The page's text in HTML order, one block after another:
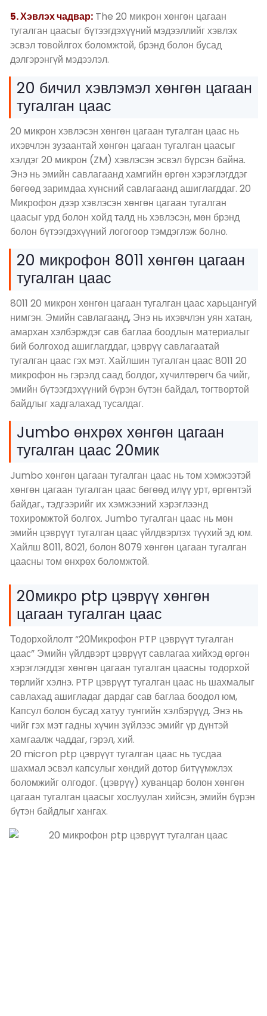
5. Хэвлэх чадвар: The 20 микрон хөнгөн цагаан
тугалган цаасыг бүтээгдэхүүний мэдээллийг хэвлэх
эсвэл товойлгох боломжтой, брэнд болон бусад
дэлгэрэнгүй мэдээлэл.
20 бичил хэвлэмэл хөнгөн цагаан
тугалган цаас
20 микрон хэвлэсэн хөнгөн цагаан тугалган цаас нь
ихэвчлэн зузаантай хөнгөн цагаан тугалган цаасыг
хэлдэг 20 микрон (ZM) хэвлэсэн эсвэл бүрсэн байна.
Энэ нь эмийн савлагаанд хамгийн өргөн хэрэглэгддэг
бөгөөд заримдаа хүнсний савлагаанд ашиглагддаг. 20
Микрофон дээр хэвлэсэн хөнгөн цагаан тугалган
цаасыг урд болон хойд талд нь хэвлэсэн, мөн брэнд
болон бүтээгдэхүүний логогоор тэмдэглэж болно.
20 микрофон 8011 хөнгөн цагаан
тугалган цаас
8011 20 микрон хөнгөн цагаан тугалган цаас харьцангуй
нимгэн. Эмийн савлагаанд, Энэ нь ихэвчлэн уян хатан,
амархан хэлбэрждэг сав баглаа боодлын материалыг
бий болгоход ашиглагддаг, цэврүү савлагаатай
тугалган цаас гэх мэт. Хайлшин тугалган цаас 8011 20
микрофон нь гэрэлд саад болдог, хүчилтөрөгч ба чийг,
эмийн бүтээгдэхүүний бүрэн бүтэн байдал, тогтвортой
байдлыг хадгалахад тусалдаг.
Jumbo өнхрөх хөнгөн цагаан
тугалган цаас 20мик
Jumbo хөнгөн цагаан тугалган цаас нь том хэмжээтэй
хөнгөн цагаан тугалган цаас бөгөөд илүү урт, өргөнтэй
байдаг., тэдгээрийг их хэмжээний хэрэглээнд
тохиромжтой болгох. Jumbo тугалган цаас нь мөн
эмийн цэврүүт тугалган цаас үйлдвэрлэх түүхий эд юм.
Хайлш 8011, 8021, болон 8079 хөнгөн цагаан тугалган
цаасны том өнхрөх боломжтой.
20микро ptp цэврүү хөнгөн
цагаан тугалган цаас
Тодорхойлолт “20Микрофон PTP цэврүүт тугалган
цаас” Эмийн үйлдвэрт цэврүүт савлагаа хийхэд өргөн
хэрэглэгддэг хөнгөн цагаан тугалган цаасны тодорхой
төрлийг хэлнэ. PTP цэврүүт тугалган цаас нь шахмалыг
савлахад ашигладаг дардаг сав баглаа боодол юм,
Капсул болон бусад хатуу тунгийн хэлбэрүүд. Энэ нь
чийг гэх мэт гадны хүчин зүйлээс эмийг үр дүнтэй
хамгаалж чаддаг, гэрэл, хий.
20 micron ptp цэврүүт тугалган цаас нь тусдаа
шахмал эсвэл капсулыг хөндий дотор битүүмжлэх
боломжийг олгодог. (цэврүү) хуванцар болон хөнгөн
цагаан тугалган цаасыг хослуулан хийсэн, эмийн бүрэн
бүтэн байдлыг хангах.